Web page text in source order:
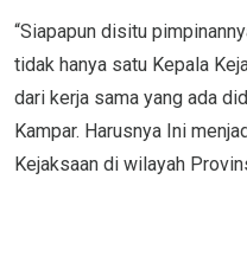
“Siapapun disitu
tidak hanya satu Kepala
dari kerja sama yang ada
Kampar. Harusnya Ini
Kejaksaan di wilayah